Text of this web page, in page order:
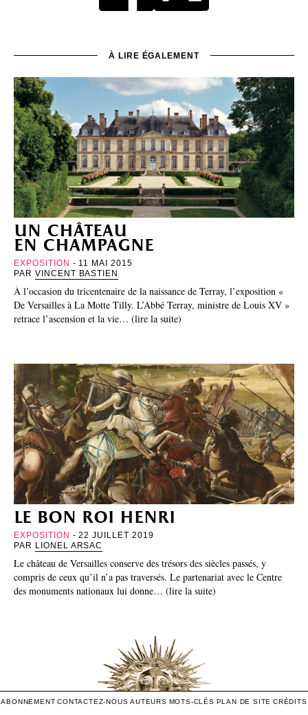
À LIRE ÉGALEMENT
un château
en champagne
EXPOSITION - 11 MAI 2015
PAR VINCENT BASTIEN
À l’occasion du tricentenaire de la naissance de Terray, l’exposition «
De Versailles à La Motte Tilly. L’Abbé Terray, ministre de Louis XV »
retrace l’ascension et la vie… (lire la suite)
le bon roi henri
EXPOSITION - 22 JUILLET 2019
PAR LIONEL ARSAC
Le château de Versailles conserve des trésors des siècles passés, y
compris de ceux qu’il n’a pas traversés. Le partenariat avec le Centre
des monuments nationaux lui donne… (lire la suite)
ABONNEMENT CONTACTEZ-NOUS AUTEURS MOTS-CLÉS PLAN DE SITE CRÉDITS